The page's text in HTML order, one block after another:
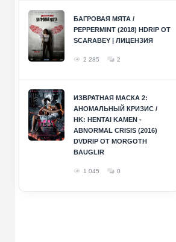
БАГРОВАЯ МЯТА /
PEPPERMINT (2018) HDRIP ОТ
SCARABEY | ЛИЦЕНЗИЯ
2 285 2
ИЗВРАТНАЯ МАСКА 2:
АНОМАЛЬНЫЙ КРИЗИС /
HK: HENTAI KAMEN -
ABNORMAL CRISIS (2016)
DVDRIP ОТ MORGOTH
BAUGLIR
1 045 0